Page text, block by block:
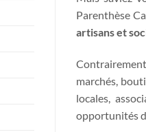
Parenthèse
artisans et
marchés,
locales,
opportunités